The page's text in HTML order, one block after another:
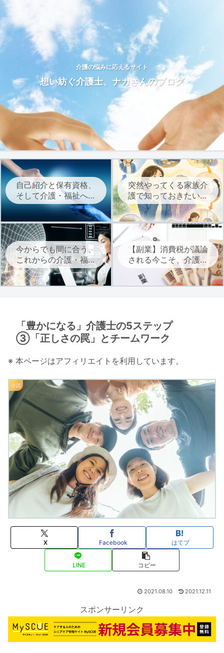
介護の悩みに応えるサイト
想い紡ぐ介護士、ナカさんのブログ
自己紹介と保有資格、
そして介護・福祉への
想いについて
突然やってくる家族介
護で知っておきたい、
介護サービスを始める
までの流れ
今からでも間に合う、
これからの介護・福祉
に必要なAIを学ぶ
【副業】消費税が議論
される今こそ、介護・
福祉職は自立に向けた
副業を考えよう
「豊かになる」介護士の5ステップ
③「正しさの罠」とチームワーク
※ 本ページはアフィリエイトを利用しています。
介護
X Facebook はてブ
LINE コピー
2021.08.10 2021.12.11
スポンサーリンク